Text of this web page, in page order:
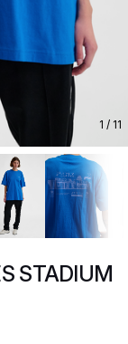
1 / 11
STADIUM